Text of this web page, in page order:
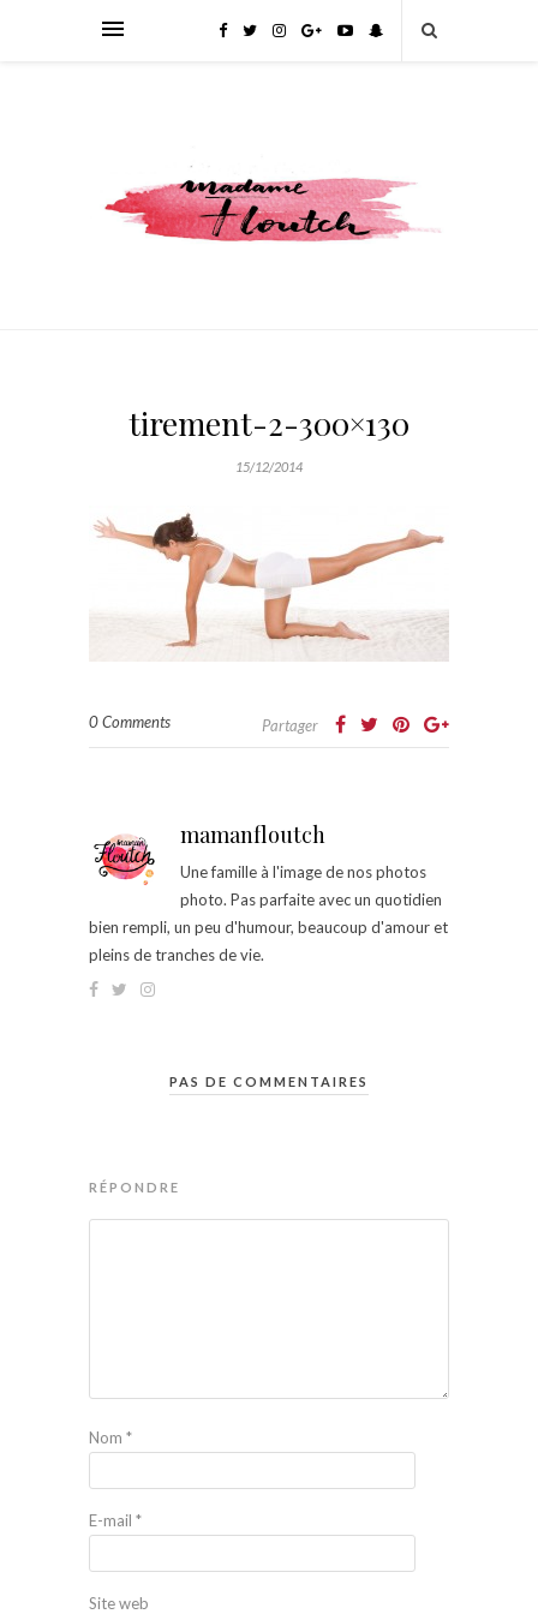
tirement-2-300×130
15/12/2014
0 Comments Partager
mamanfloutch
Une famille à l'image de nos photos
photo. Pas parfaite avec un quotidien
bien rempli, un peu d'humour, beaucoup d'amour et
pleins de tranches de vie.
PAS DE COMMENTAIRES
RÉPONDRE
Nom *
E-mail *
Site web